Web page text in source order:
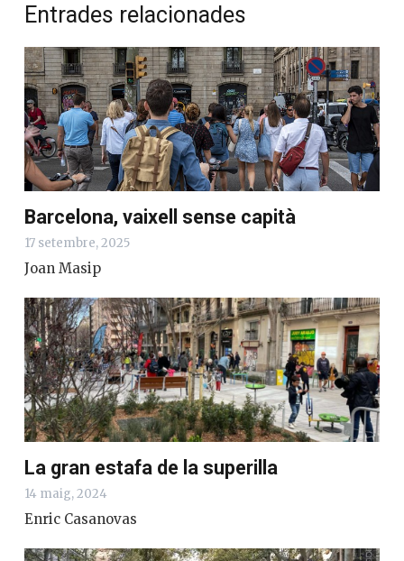
Entrades relacionades
Barcelona, vaixell sense capità
17 setembre, 2025
Joan Masip
La gran estafa de la superilla
14 maig, 2024
Enric Casanovas